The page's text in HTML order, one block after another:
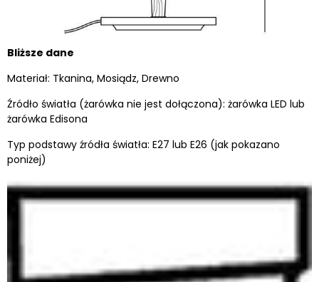
Bliższe dane
Materiał: Tkanina, Mosiądz, Drewno
Źródło światła (żarówka nie jest dołączona): żarówka LED lub
żarówka Edisona
Typ podstawy źródła światła: E27 lub E26 (jak pokazano
poniżej)